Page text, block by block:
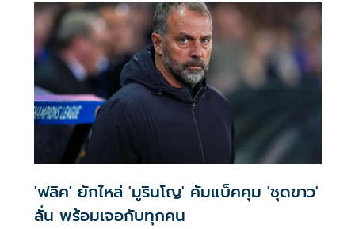
'ฟลิค' ยักไหล่ 'มูรินโญ' คัมแบ็คคุม 'ชุดขาว'
ลั่น พร้อมเจอกับทุกคน